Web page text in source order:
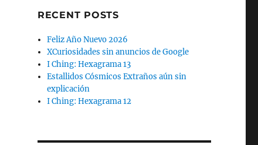
RECENT POSTS
Feliz Año Nuevo 2026
XCuriosidades sin anuncios de Google
I Ching: Hexagrama 13
Estallidos Cósmicos Extraños aún sin
explicación
I Ching: Hexagrama 12